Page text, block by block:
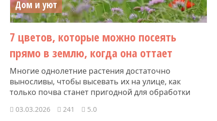
Дом и уют
7 цветов, которые можно посеять
прямо в землю, когда она оттает
Многие однолетние растения достаточно
выносливы, чтобы высевать их на улице, как
только почва станет пригодной для обработки
03.03.2026 241 5.0